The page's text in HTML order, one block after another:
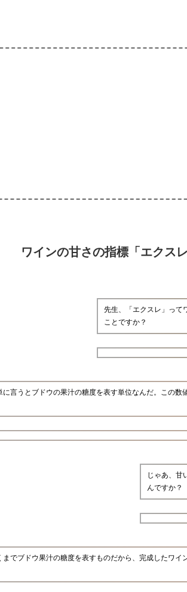
ワインの甘さの指標「エクスレ
先生、「エクスレ」って
ことですか？
言うとブドウの果汁の糖度を表す単位なんだ。この
じゃあ、甘
んですか？
でブドウ果汁の糖度を表すものだから、完成したワ